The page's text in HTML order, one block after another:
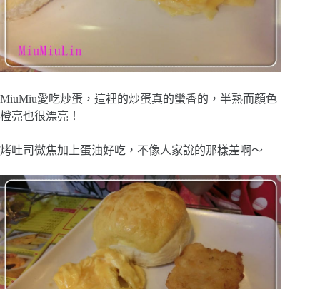
MiuMiu愛吃炒蛋，這裡的炒蛋真的蠻香的，半熟而顏色
橙亮也很漂亮！
烤吐司微焦加上蛋油好吃，不像人家說的那樣差啊～